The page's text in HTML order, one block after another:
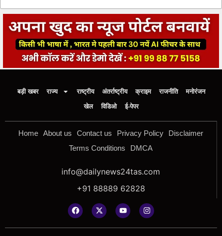
बड़ी खबर राज्य राष्ट्रीय अंतर्राष्ट्रीय क्राइम राजनीति
मनोरंजन
खेल
विडिओ ई-पेपर
Home About us Contact us Privacy Policy
Disclaimer
Terms Conditions
DMCA
info@dailynews24tas.com
+91 88889 62828